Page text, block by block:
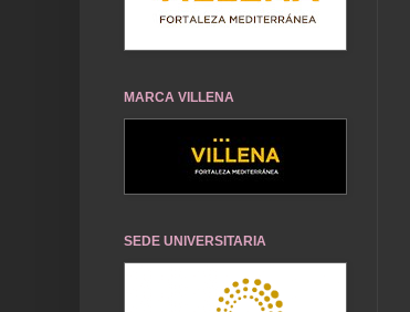
MARCA VILLENA
SEDE UNIVERSITARIA